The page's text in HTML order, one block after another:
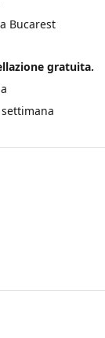
Bucarest
gratuita.